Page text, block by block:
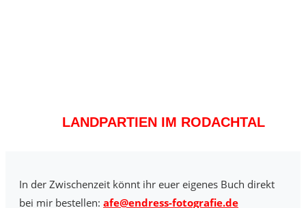
LANDPARTIEN IM RODACHTAL
In der Zwischenzeit könnt ihr euer eigenes Buch direkt
bei mir bestellen: afe@endress-fotografie.de